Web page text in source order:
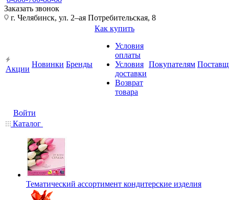
Заказать звонок
г. Челябинск, ул. 2–ая Потребительская, 8
Акции
Новинки Бренды
Как купить
Условия
оплаты
Условия
доставки
Возврат
товара
Покупателям
Войти
Каталог
Тематический ассортимент кондитерские изделия